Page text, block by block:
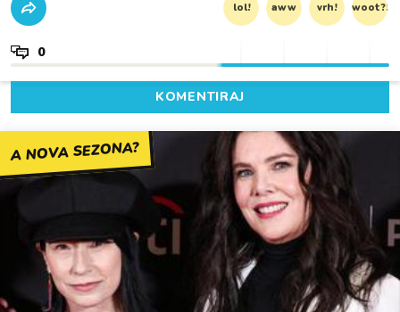
lol! aww vrh! woot?!
0
KOMENTIRAJ
A NOVA SEZONA?